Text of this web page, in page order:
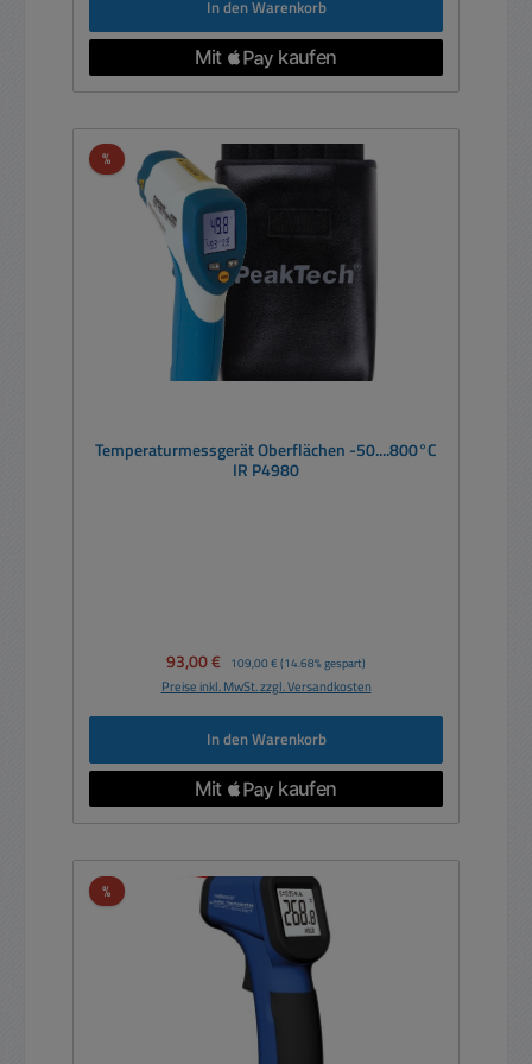
In den Warenkorb
%Rabatt
Temperaturmessgerät Oberflächen -50....800°C
IR P4980
Verkaufspreis:
93,00 € Regulärer Preis:
109,00 € (14.68% gespart)
Preise inkl. MwSt. zzgl. Versandkosten
In den Warenkorb
%Rabatt